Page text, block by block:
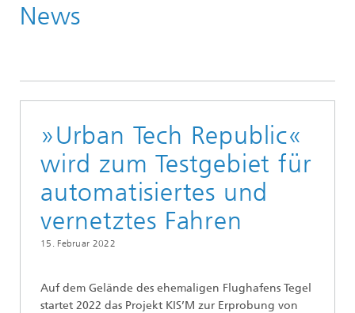
News
»Urban Tech Republic«
wird zum Testgebiet für
automatisiertes und
vernetztes Fahren
15. Februar 2022
Auf dem Gelände des ehemaligen Flughafens Tegel
startet 2022 das Projekt KIS’M zur Erprobung von